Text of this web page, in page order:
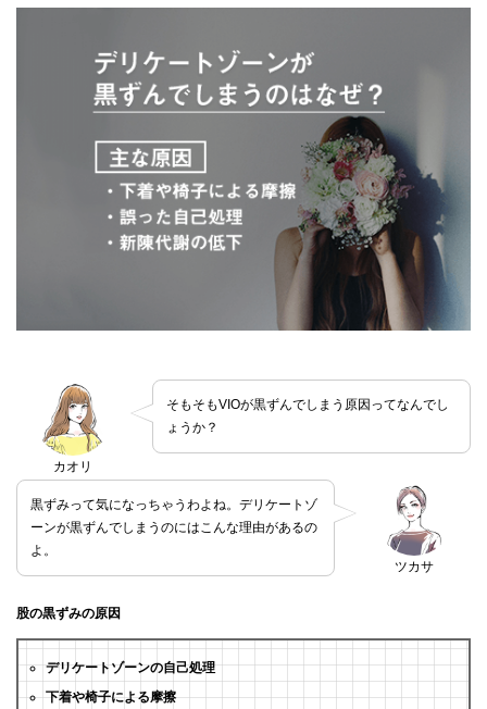
カオリ
そもそもVIOが黒ずんでしまう原因ってなんでし
ょうか？
ツカサ
黒ずみって気になっちゃうわよね。デリケートゾ
ーンが黒ずんでしまうのにはこんな理由があるの
よ。
股の黒ずみの原因
デリケートゾーンの自己処理
下着や椅子による摩擦